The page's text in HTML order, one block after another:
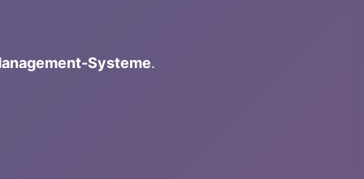
Systeme.